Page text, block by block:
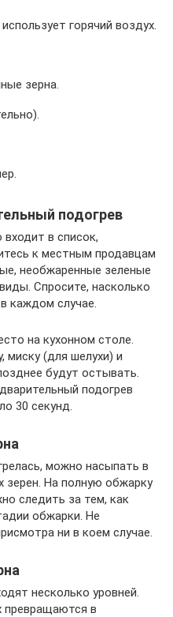
горячий воздух.
зерна.
подогрев
в список,
к местным продавцам
необжаренные зеленые
Спросите, насколько
каждом случае.
на кухонном столе.
миску (для шелухи) и
будут остывать.
подогрев
30 секунд.
можно насыпать в
зерен. На полную обжарку
следить за тем, как
обжарки. Не
ни в коем случае.
несколько уровней.
превращаются в